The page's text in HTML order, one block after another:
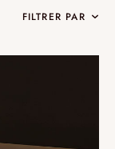
FILTRER PAR